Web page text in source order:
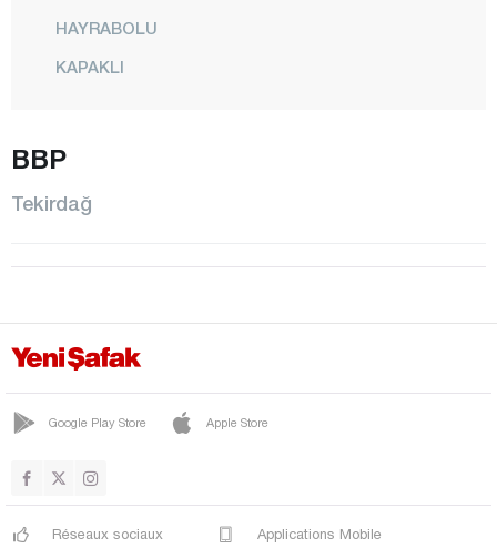
HAYRABOLU
KAPAKLI
SARAY
Trabzon
Tunceli
Yalova
BBP
Tekirdağ
Google Play Store Apple Store
Réseaux sociaux Applications Mobile